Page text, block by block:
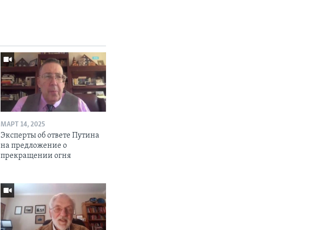
МАРТ 14, 2025
Эксперты об ответе Путина
на предложение о
прекращении огня